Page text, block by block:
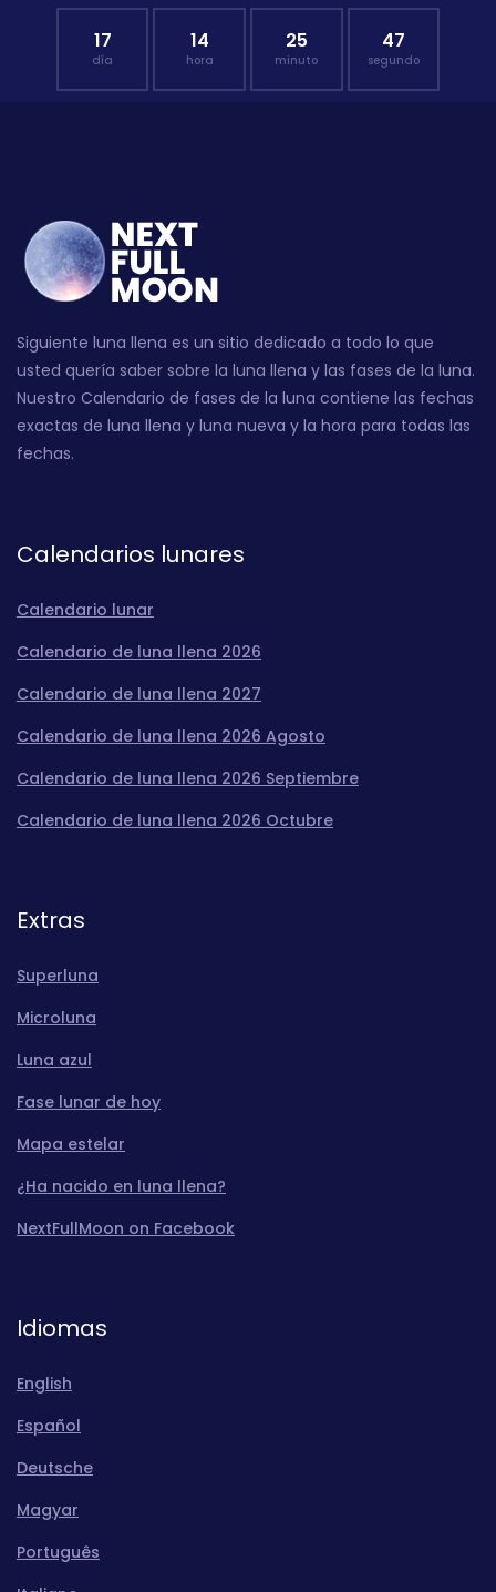
17
día
14
hora
25
minuto
46
segundo
Siguiente luna llena es un sitio dedicado a todo lo que
usted quería saber sobre la luna llena y las fases de la luna.
Nuestro Calendario de fases de la luna contiene las fechas
exactas de luna llena y luna nueva y la hora para todas las
fechas.
Calendarios lunares
Calendario lunar
Calendario de luna llena 2026
Calendario de luna llena 2027
Calendario de luna llena 2026 Agosto
Calendario de luna llena 2026 Septiembre
Calendario de luna llena 2026 Octubre
Extras
Superluna
Microluna
Luna azul
Fase lunar de hoy
Mapa estelar
¿Ha nacido en luna llena?
NextFullMoon on Facebook
Idiomas
English
Español
Deutsche
Magyar
Português